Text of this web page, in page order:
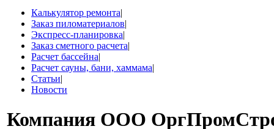
Калькулятор ремонта|
Заказ пиломатериалов|
Экспресс-планировка|
Заказ сметного расчета|
Расчет бассейна|
Расчет сауны, бани, хаммама|
Статьи|
Новости
Компания ООО